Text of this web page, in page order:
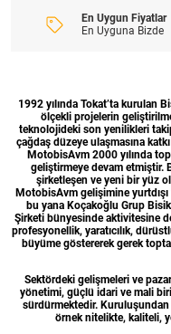
En Uygun Fiyatlar
En Uyguna Bizde
1992 yılında Tokat’ta kurulan
ölçekli projelerin
teknolojideki son yenilikleri
çağdaş düzeye ulaşmasına
MotobisAvm 2000 yılında
geliştirmeye devam etmiştir.
şirketleşen ve yeni bir yüz
MotobisAvm gelişimine
bu yana Koçakoğlu Grup
Şirketi bünyesinde aktivitesine
profesyonellik, yaratıcılık,
büyüme göstererek gerek
Sektördeki gelişmeleri ve
yönetimi, güçlü idari ve mali
sürdürmektedir.
örnek nitelikte, kaliteli,